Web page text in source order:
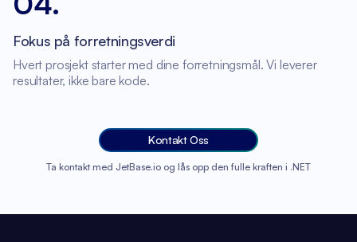
Fokus på forretningsverdi
Hvert prosjekt starter med dine forretningsmål. Vi leverer
resultater, ikke bare kode.
Kontakt Oss
Ta kontakt med JetBase.io og lås opp den fulle kraften i .NET